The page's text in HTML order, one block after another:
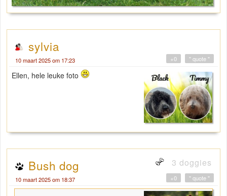
sylvia
10 maart 2025 om 17:23 " quote "
+0
Ellen, hele leuke foto
Bush dog 3 doggies
10 maart 2025 om 18:37 " quote "
+0